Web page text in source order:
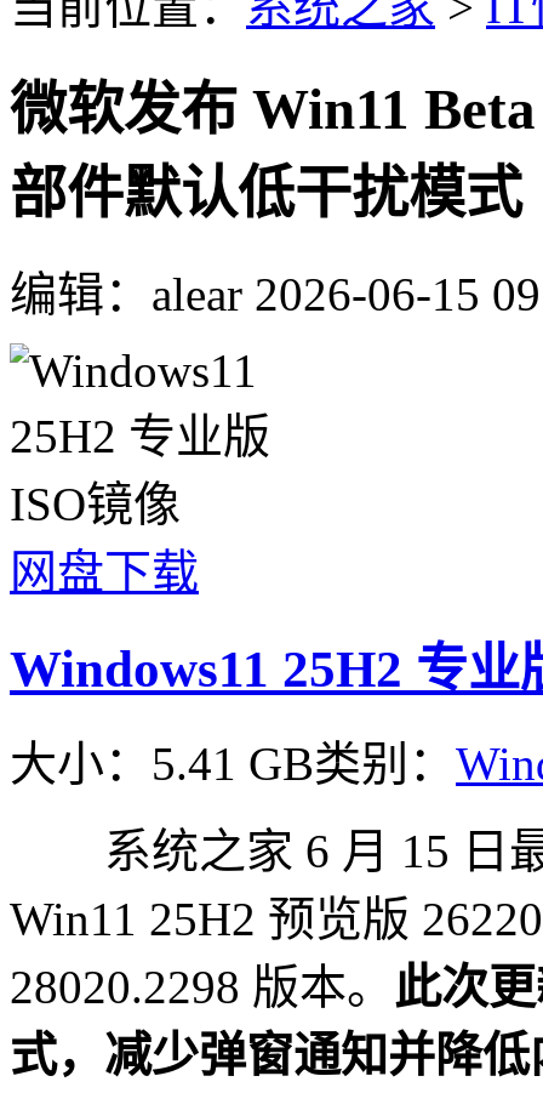
微软发布 Win11
部件默认低干扰模式
编辑：alear 2026-06-15
网盘下载
Windows11 25H2 专业
大小：5.41 GB类别：
系统之家 6 月 15 日最
Win11 25H2 预览版
28020.2298 版本。 此次
式，减少弹窗通知并降